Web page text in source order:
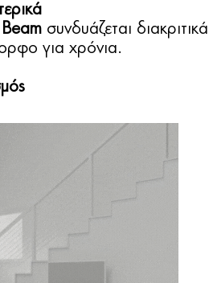
Beam συνδυάζεται
για χρόνια.